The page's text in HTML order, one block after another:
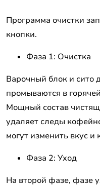
Программа очистки
кнопки.
Фаза 1: Очистка
Варочный блок и сито
промываются в
Мощный состав
удаляет следы
могут изменить вкус и
Фаза 2: Уход
На второй фазе, фазе